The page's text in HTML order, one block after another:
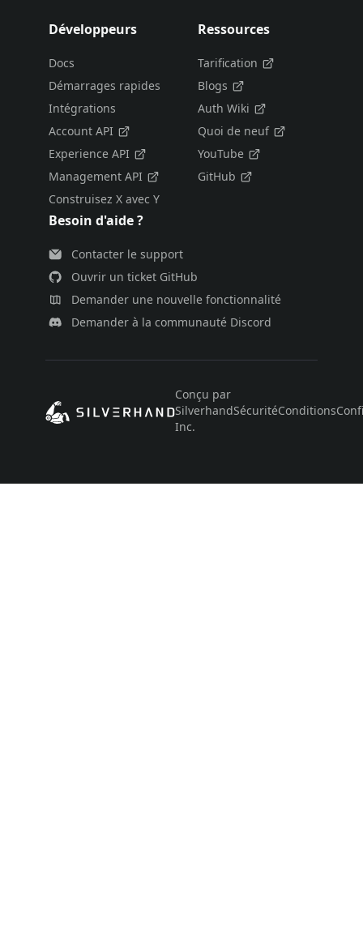
Développeurs
Docs
Démarrages rapides
Intégrations
Account API
Experience API
Management API
Construisez X avec Y
Ressources
Tarification
Blogs
Auth Wiki
Quoi de neuf
YouTube
GitHub
Besoin d'aide ?
Contacter le support
Ouvrir un ticket GitHub
Demander une nouvelle fonctionnalité
Demander à la communauté Discord
Conçu par
Silverhand
Inc.
SécuritéConditions